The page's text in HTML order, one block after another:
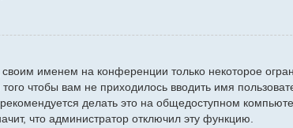
своим именем на конференции только некоторое
чтобы вам не приходилось вводить имя
делать это на общедоступном
что администратор отключил эту функцию.